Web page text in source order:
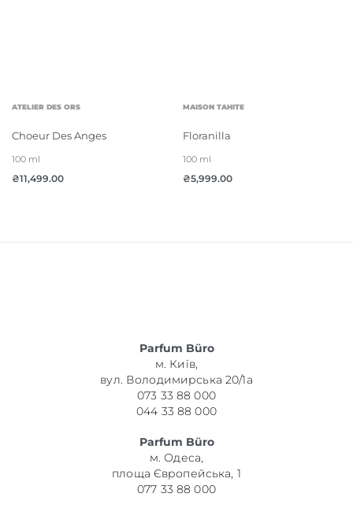
ATELIER DES ORS
Choeur Des Anges
100 ml
₴11,499.00
MAISON TAHITE
Floranilla
100 ml
₴5,999.00
Parfum Büro
м. Київ,
вул. Володимирська 20/1а
073 33 88 000
044 33 88 000
Parfum Büro
м. Одеса,
площа Європейська, 1
077 33 88 000